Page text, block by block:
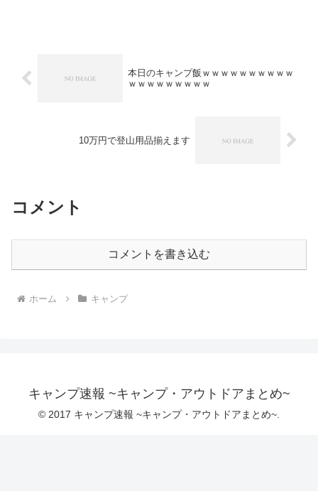
本日のキャンプ飯ｗｗｗｗｗｗｗｗｗｗ
ｗｗｗｗｗｗｗｗｗ
10万円で登山用品揃えます
コメント
コメントを書き込む
ホーム キャンプ
キャンプ速報 ~キャンプ・アウトドアまとめ~
© 2017 キャンプ速報 ~キャンプ・アウトドアまとめ~.